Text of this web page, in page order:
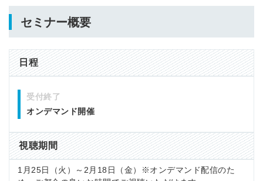
セミナー概要
日程
オンデマンド開催
受付終了
視聴期間
1月25日（火）～2月18日（金）※オンデマンド配信のた